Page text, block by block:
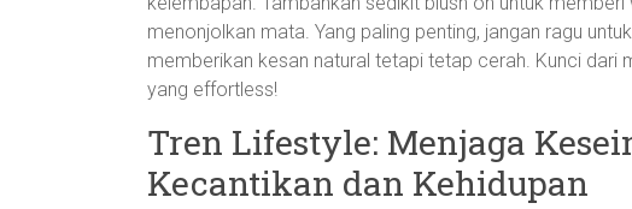
menonjolkan mata. Yang paling penting, jangan ragu
memberikan kesan natural tetapi tetap cerah. Kunci dari
yang effortless!
Tren Lifestyle: Menjaga
Kecantikan dan Kehidupan